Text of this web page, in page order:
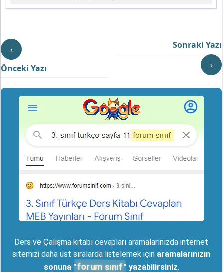
‹
Önceki Yazı
Sonraki Yazı
›
Ders ve Çalışma kitabı cevapları aramalarınızda internet
sitemizi daha üst sıralarda listelemek için aramalarınızın
sonuna " forum sınıf " yazabilirsiniz.